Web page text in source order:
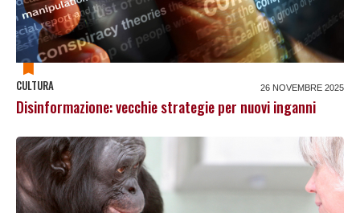
CULTURA 26 NOVEMBRE 2025
Disinformazione: vecchie strategie per nuovi inganni